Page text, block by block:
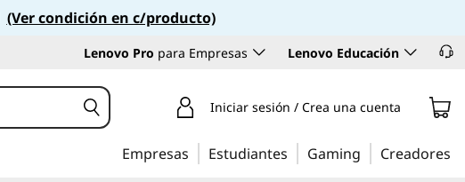
(Ver condición en c/producto)
Lenovo Pro para Empresas Lenovo Educación
Iniciar sesión / Crea una cuenta
Empresas Estudiantes Gaming Creadores